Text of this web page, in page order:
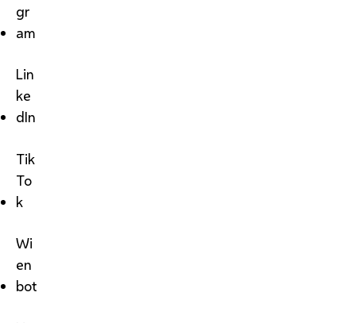
gr
am
Lin
ke
dIn
Tik
To
k
Wi
en
bot